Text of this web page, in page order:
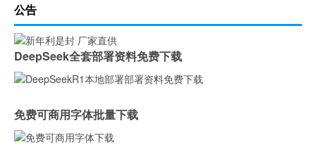
公告
DeepSeek全套部署资料免费下载
免费可商用字体批量下载